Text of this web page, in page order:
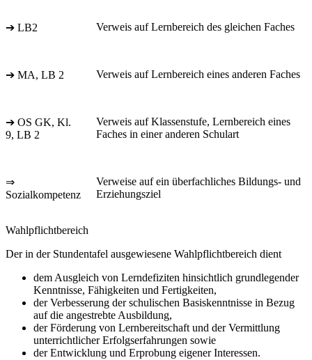
➔ LB2 Verweis auf Lernbereich des gleichen Faches
➔ MA, LB 2 Verweis auf Lernbereich eines anderen Faches
➔ OS GK, Kl.
9, LB 2
Verweis auf Klassenstufe, Lernbereich eines
Faches in einer anderen Schulart
⇒
Sozialkompetenz
Verweise auf ein überfachliches Bildungs- und
Erziehungsziel
Wahlpflichtbereich
Der in der Stundentafel ausgewiesene Wahlpflichtbereich dient
dem Ausgleich von Lerndefiziten hinsichtlich grundlegender
Kenntnisse, Fähigkeiten und Fertigkeiten,
der Verbesserung der schulischen Basiskenntnisse in Bezug
auf die angestrebte Ausbildung,
der Förderung von Lernbereitschaft und der Vermittlung
unterrichtlicher Erfolgserfahrungen sowie
der Entwicklung und Erprobung eigener Interessen.